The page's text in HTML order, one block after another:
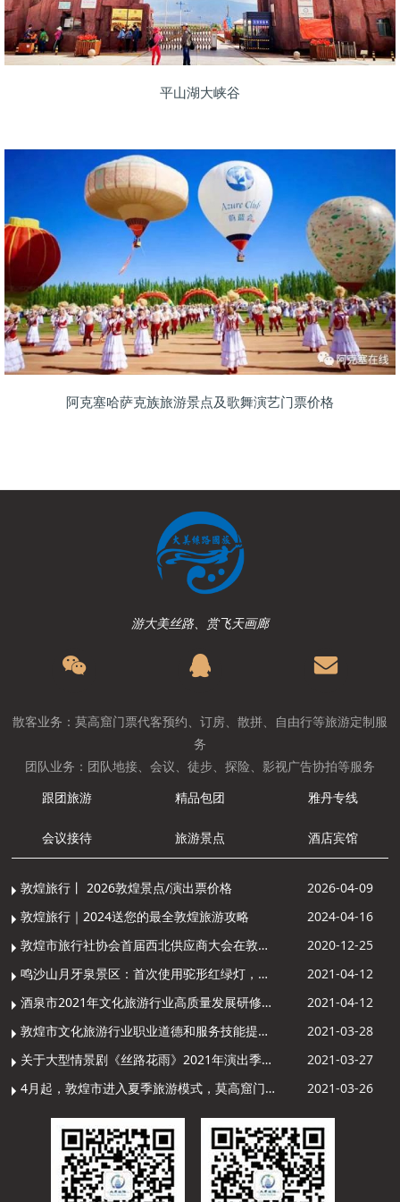
平山湖大峡谷
阿克塞哈萨克族旅游景点及歌舞演艺门票价格
游大美丝路、赏飞天画廊
散客业务：莫高窟门票代客预约、订房、散拼、自由行等旅游定制服
务
团队业务：团队地接、会议、徒步、探险、影视广告协拍等服务
跟团旅游
精品包团 雅丹专线
会议接待 旅游景点 酒店宾馆
敦煌旅行丨 2026敦煌景点/演出票价格
2026-04-09
敦煌旅行｜2024送您的最全敦煌旅游攻略
2024-04-16
敦煌市旅行社协会首届西北供应商大会在敦煌召开
2020-12-25
鸣沙山月牙泉景区：首次使用驼形红绿灯，骆驼“看驼灯绿了”走起来
2021-04-12
酒泉市2021年文化旅游行业高质量发展研修提升培训班敦煌分训点开班
2021-04-12
敦煌市文化旅游行业职业道德和服务技能提升导游专项培训成功举办
2021-03-28
关于大型情景剧《丝路花雨》2021年演出季开演的通知
2021-03-27
4月起，敦煌市进入夏季旅游模式，莫高窟门票价格调整
2021-03-26